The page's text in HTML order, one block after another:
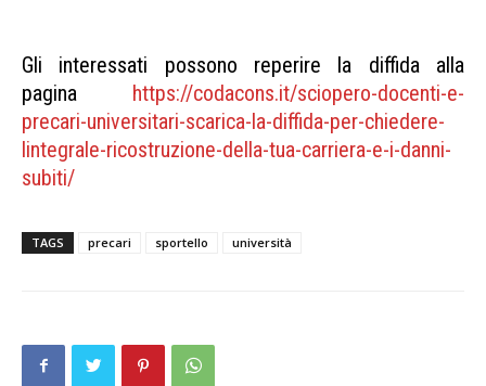
Gli interessati possono reperire la diffida alla
pagina https://codacons.it/sciopero-docenti-e-
precari-universitari-scarica-la-diffida-per-chiedere-
lintegrale-ricostruzione-della-tua-carriera-e-i-danni-
subiti/
TAGS precari sportello università